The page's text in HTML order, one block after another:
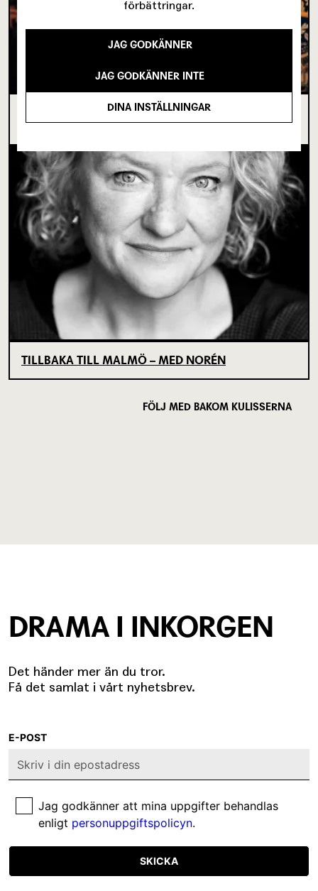
I SPRICKAN MELLAN DET SOM VARIT OCH DET
SOM ÄNNU INTE BÖRJAT
TILLBAKA TILL MALMÖ – MED NORÉN
FÖLJ MED BAKOM KULISSERNA
DRAMA I INKORGEN
Det händer mer än du tror.
Få det samlat i vårt nyhetsbrev.
E-POST
Jag godkänner att mina uppgifter behandlas
enligt personuppgiftspolicyn.
SKICKA
förbättringar.
JAG GODKÄNNER
JAG GODKÄNNER INTE
DINA INSTÄLLNINGAR